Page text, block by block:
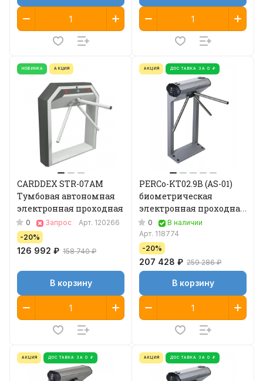
НОВИНКА АКЦИЯ
CARDDEX STR-07AM
Тумбовая автономная
электронная проходная
0 Запрос Арт. 120266
-20%
126 992 ₽ 158 740 ₽
В корзину
АКЦИЯ ДОСТАВКА ЗА 0 ₽
PERCo-KT02.9B (AS-01)
биометрическая
электронная проходная
(стандартные планки)
0
В наличии
Арт. 118774
-20%
207 428 ₽ 259 286 ₽
В корзину
АКЦИЯ ДОСТАВКА ЗА 0 ₽ АКЦИЯ ДОСТАВКА ЗА 0 ₽